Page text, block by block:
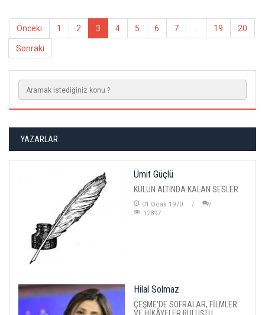
Önceki 1 2 3 4 5 6 7 19 20
Sonraki
YAZARLAR
Ümit Güçlü
KÜLÜN ALTINDA KALAN SESLER
01 Ocak 1970
12897
Hilal Solmaz
ÇEŞME'DE SOFRALAR, FİLMLER